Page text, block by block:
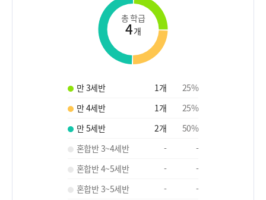
총 학급
4개
만 3세반 1개 25%
만 4세반
1개 25%
만 5세반
2개 50%
혼합반 3~4세반
-
-
혼합반 4~5세반
-
-
혼합반 3~5세반
-
-